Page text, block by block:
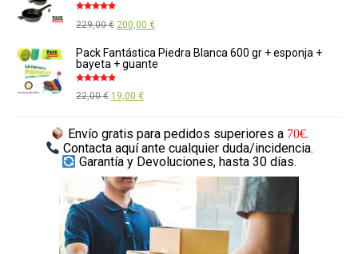
139,00 €.125,00 €.
con5.00de
229,00€ El
original
229,00 €.
200,00 €El
actual
Pack Fantástica Piedra Blanca 600 gr + esponja +
bayeta + guante
con5.00de
22,00€ El
original
era:
22,00 €.
19,00 €El
actual
es:
19,00 €.
Envío gratis para pedidos superiores a 70€.
Contacta aquíante cualquier duda/incidencia.
Garantía y Devoluciones, hasta 30 días.